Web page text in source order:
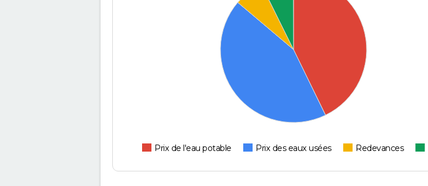
Prix de l'eau potable Prix des eaux usées Redevances